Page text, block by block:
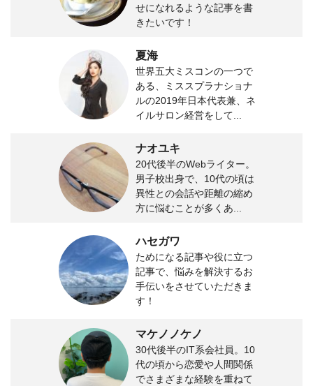
せになれるような記事を書
きたいです！
夏海
世界五大ミスコンの一つで
ある、ミススプラナショナ
ルの2019年日本代表兼、ネ
イルサロン経営をして...
ナオユキ
20代後半のWebライター。
男子校出身で、10代の頃は
異性との会話や距離の縮め
方に悩むことが多くあ...
ハセガワ
ためになる記事や役に立つ
記事で、悩みを解決するお
手伝いをさせていただきま
す！
マケノノケノ
30代後半のIT系会社員。10
代の頃から恋愛や人間関係
でさまざまな経験を重ねて